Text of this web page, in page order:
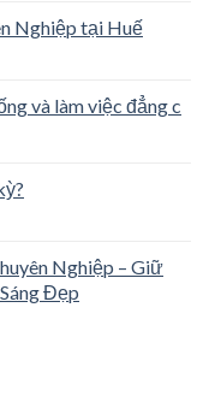
Nghiệp tại Huế
và làm việc đẳng c
Nghiệp – Giữ
Đẹp